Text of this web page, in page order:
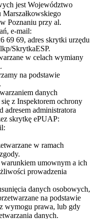
jest Województwo
Poznaniu przy al.
e-mail:
69 69, adres skrytki urzędu
SkrytkaESP.
w celach wymiany
na podstawie
danych
z Inspektorem ochrony
administratora
skrytkę ePUAP:
w ramach
umownym a ich
prowadzenia
danych osobowych,
na podstawie
wymogu prawa, lub gdy
danych.